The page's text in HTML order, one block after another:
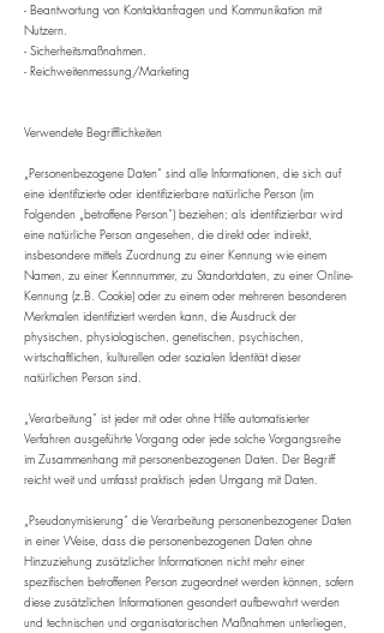
- Beantwortung von Kontaktanfragen und Kommunikation mit
Nutzern.
- Sicherheitsmaßnahmen.
- Reichweitenmessung/Marketing
Verwendete Begrifflichkeiten
„Personenbezogene Daten“ sind alle Informationen, die sich auf
eine identifizierte oder identifizierbare natürliche Person (im
Folgenden „betroffene Person“) beziehen; als identifizierbar wird
eine natürliche Person angesehen, die direkt oder indirekt,
insbesondere mittels Zuordnung zu einer Kennung wie einem
Namen, zu einer Kennnummer, zu Standortdaten, zu einer Online-
Kennung (z.B. Cookie) oder zu einem oder mehreren besonderen
Merkmalen identifiziert werden kann, die Ausdruck der
physischen, physiologischen, genetischen, psychischen,
wirtschaftlichen, kulturellen oder sozialen Identität dieser
natürlichen Person sind.
„Verarbeitung“ ist jeder mit oder ohne Hilfe automatisierter
Verfahren ausgeführte Vorgang oder jede solche Vorgangsreihe
im Zusammenhang mit personenbezogenen Daten. Der Begriff
reicht weit und umfasst praktisch jeden Umgang mit Daten.
„Pseudonymisierung“ die Verarbeitung personenbezogener Daten
in einer Weise, dass die personenbezogenen Daten ohne
Hinzuziehung zusätzlicher Informationen nicht mehr einer
spezifischen betroffenen Person zugeordnet werden können, sofern
diese zusätzlichen Informationen gesondert aufbewahrt werden
und technischen und organisatorischen Maßnahmen unterliegen,